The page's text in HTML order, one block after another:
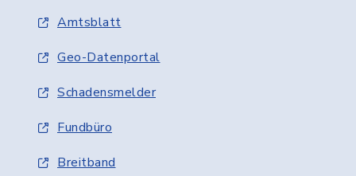
Amtsblatt
Geo-Datenportal
Schadensmelder
Fundbüro
Breitband